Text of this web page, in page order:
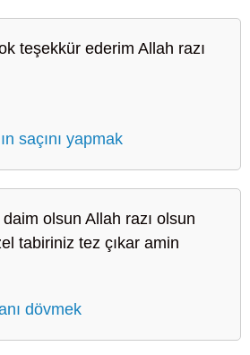
teşekkür ederim Allah razı
saçını yapmak
olsun Allah razı olsun
tabiriniz tez çıkar amin
dövmek